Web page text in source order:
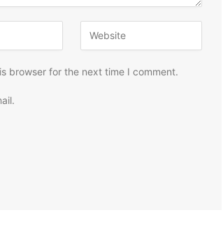
browser for the next time I comment.